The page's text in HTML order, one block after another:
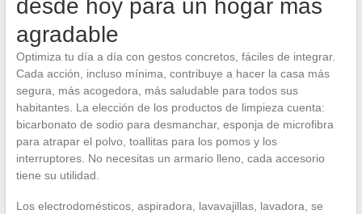
desde hoy para un hogar más
agradable
Optimiza tu día a día con gestos concretos, fáciles de integrar.
Cada acción, incluso mínima, contribuye a hacer la casa más
segura, más acogedora, más saludable para todos sus
habitantes. La elección de los productos de limpieza cuenta:
bicarbonato de sodio para desmanchar, esponja de microfibra
para atrapar el polvo, toallitas para los pomos y los
interruptores. No necesitas un armario lleno, cada accesorio
tiene su utilidad.
Los electrodomésticos, aspiradora, lavavajillas, lavadora, se